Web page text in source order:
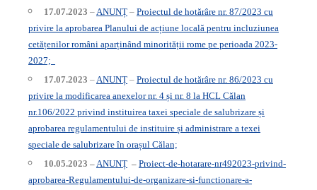
17.07.2023 –ANUNȚ – Proiectul de hotărâre nr. 87/2023 cu
privire la aprobarea Planului de acțiune locală pentru incluziunea
cetățenilor români aparținând minorității rome pe perioada 2023-
2027;
17.07.2023 –ANUNȚ – Proiectul de hotărâre nr. 86/2023 cu
privire la modificarea anexelor nr. 4 și nr. 8 la HCL Călan
nr.106/2022 privind instituirea taxei speciale de salubrizare și
aprobarea regulamentului de instituire și administrare a texei
speciale de salubrizare în orașul Călan;
10.05.2023 –ANUNȚ – Proiect-de-hotarare-nr492023-privind-
aprobarea-Regulamentului-de-organizare-si-functionare-a-